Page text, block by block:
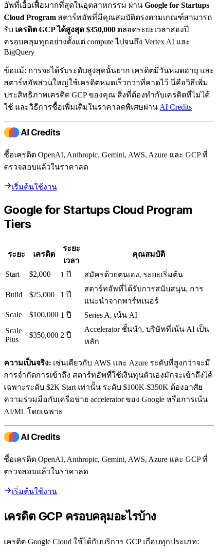
อัพที่เอื้อเฟื้อมากที่สุดในอุตสาหกรรม ผ่าน Google for Startups
Cloud Program สตาร์ทอัพที่มีคุณสมบัติตรงตามเกณฑ์สามารถ
รับ เครดิต GCP ได้สูงสุด $350,000 ตลอดระยะเวลาสองปี
ครอบคลุมทุกอย่างตั้งแต่ compute ไปจนถึง Vertex AI และ
BigQuery
ข้อแม้: การจะได้รับระดับสูงสุดนั้นยาก เครดิตมีวันหมดอายุ และ
สตาร์ทอัพส่วนใหญ่ใช้เครดิตหมดเร็วกว่าที่คาดไว้ นี่คือวิธีเพิ่ม
ประสิทธิภาพเครดิต GCP ของคุณ สิ่งที่ต้องทำกับเครดิตที่ไม่ได้
ใช้ และวิธีการซื้อเพิ่มเติมในราคาลดพิเศษผ่าน AI Credits
ซื้อเครดิต OpenAI, Anthropic, Gemini, AWS, Azure และ GCP ที่
ตรวจสอบแล้วในราคาลด
เริ่มต้นใช้งาน
Google for Startups Cloud Program
Tiers
ระยะ เครดิต
ระยะ
เวลา
คุณสมบัติ
Start $2,000 1 ปี สมัครด้วยตนเอง, ระยะเริ่มต้น
Build $25,000 1 ปี
สตาร์ทอัพที่ได้รับการสนับสนุน, การ
แนะนำจากพาร์ทเนอร์
Scale
$100,000 1 ปี
Series A, เน้น AI
Scale
Plus
$350,000 2 ปี
Accelerator ชั้นนำ, บริษัทที่เน้น AI เป็น
หลัก
ความเป็นจริง: เช่นเดียวกับ AWS และ Azure ระดับที่สูงกว่าจะมี
การจำกัดการเข้าถึง สตาร์ทอัพที่ใช้เงินทุนตัวเองมักจะเข้าถึงได้
เฉพาะระดับ $2K Start เท่านั้น ระดับ $100K-$350K ต้องอาศัย
ความร่วมมือกับเครือข่าย accelerator ของ Google หรือการเน้น
AI/ML โดยเฉพาะ
ซื้อเครดิต OpenAI, Anthropic, Gemini, AWS, Azure และ GCP ที่
ตรวจสอบแล้วในราคาลด
เริ่มต้นใช้งาน
เครดิต GCP ครอบคลุมอะไรบ้าง
เครดิต Google Cloud ใช้ได้กับบริการ GCP เกือบทุกประเภท: